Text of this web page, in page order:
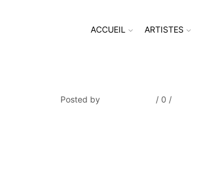
ACCUEIL ARTISTES
Posted by / 0 /